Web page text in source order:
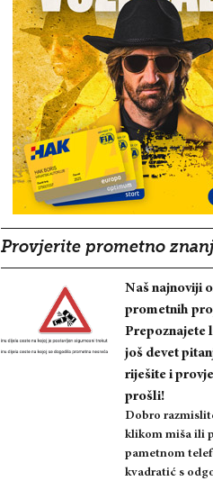
Provjerite prometno
Naš najnoviji
prometnih
Prepoznajete
još devet
riješite i
prošli!
Dobro
klikom miša ili
pametnom
kvadratić s